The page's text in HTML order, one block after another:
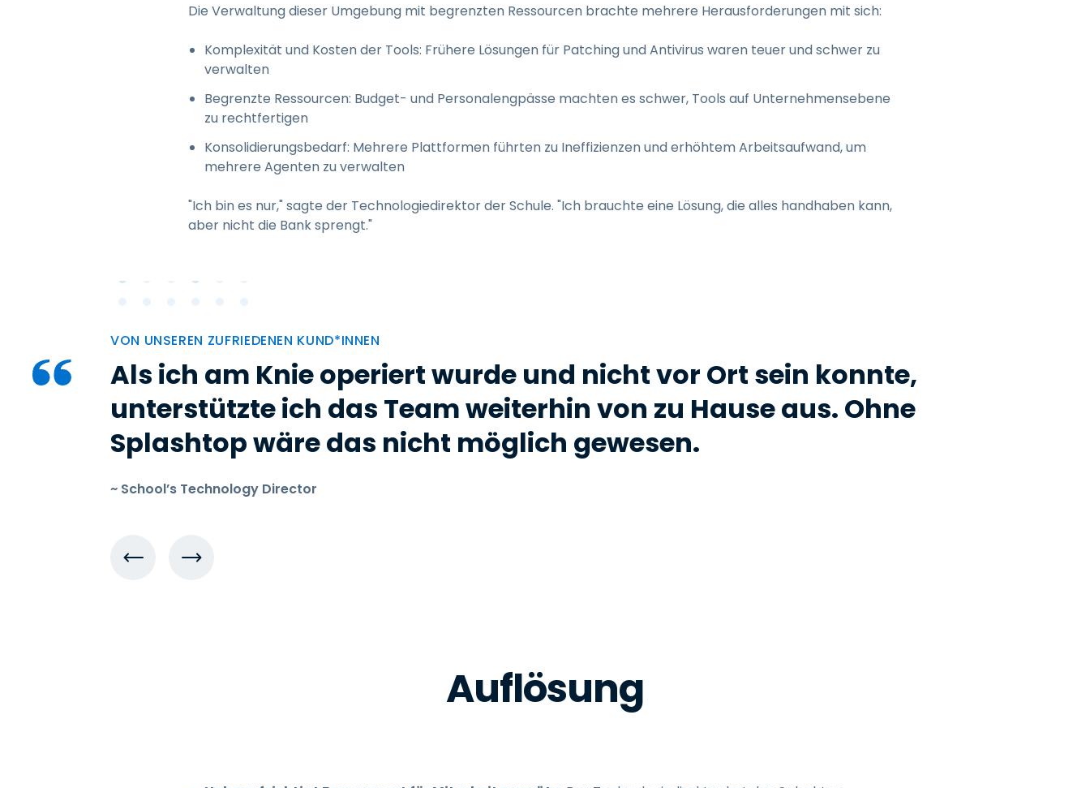
Die Verwaltung dieser Umgebung mit begrenzten Ressourcen brachte mehrere Herausforderungen mit sich:
Komplexität und Kosten der Tools: Frühere Lösungen für Patching und Antivirus waren teuer und schwer zu
verwalten
Begrenzte Ressourcen: Budget- und Personalengpässe machten es schwer, Tools auf Unternehmensebene
zu rechtfertigen
Konsolidierungsbedarf: Mehrere Plattformen führten zu Ineffizienzen und erhöhtem Arbeitsaufwand, um
mehrere Agenten zu verwalten
"Ich bin es nur," sagte der Technologiedirektor der Schule. "Ich brauchte eine Lösung, die alles handhaben kann,
aber nicht die Bank sprengt."
VON UNSEREN ZUFRIEDENEN KUND*INNEN
Als ich am Knie operiert wurde und nicht vor Ort sein konnte,
unterstützte ich das Team weiterhin von zu Hause aus. Ohne
Splashtop wäre das nicht möglich gewesen.
~ School’s Technology Director
Auflösung